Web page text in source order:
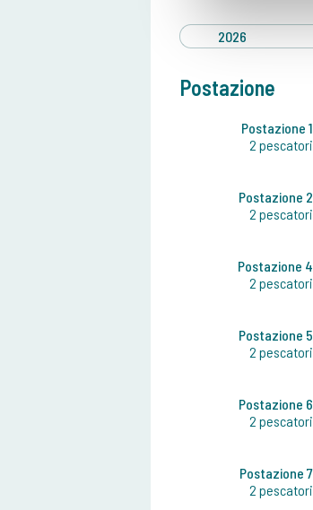
2026
Postazione
Postazione 1
2 pescatori
Postazione 2
2 pescatori
Postazione 4
2 pescatori
Postazione 5
2 pescatori
Postazione 6
2 pescatori
Postazione 7
2 pescatori